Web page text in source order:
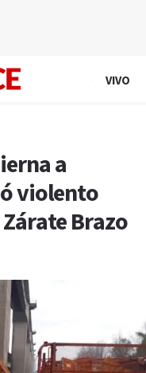
VIVO
a
violento
Brazo